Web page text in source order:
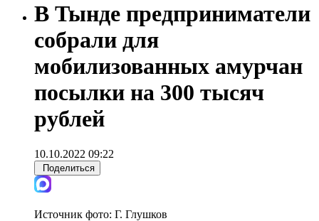
В Тынде предприниматели
собрали для
мобилизованных амурчан
посылки на 300 тысяч
рублей
10.10.2022 09:22
Поделиться
Источник фото: Г. Глушков